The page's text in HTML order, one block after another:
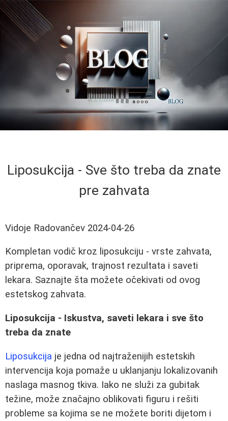
Liposukcija - Sve što treba da znate
pre zahvata
Vidoje Radovančev 2024-04-26
Kompletan vodič kroz liposukciju - vrste zahvata,
priprema, oporavak, trajnost rezultata i saveti
lekara. Saznajte šta možete očekivati od ovog
estetskog zahvata.
Liposukcija - Iskustva, saveti lekara i sve što
treba da znate
Liposukcija je jedna od najtraženijih estetskih
intervencija koja pomaže u uklanjanju lokalizovanih
naslaga masnog tkiva. Iako ne služi za gubitak
težine, može značajno oblikovati figuru i rešiti
probleme sa kojima se ne možete boriti dijetom i